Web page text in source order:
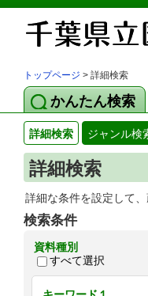
トップページ > 詳細検索
かんたん検索
詳細検索 ジャンル検
詳細検索
詳細な条件を設定して
検索条件
資料種別
すべて選択